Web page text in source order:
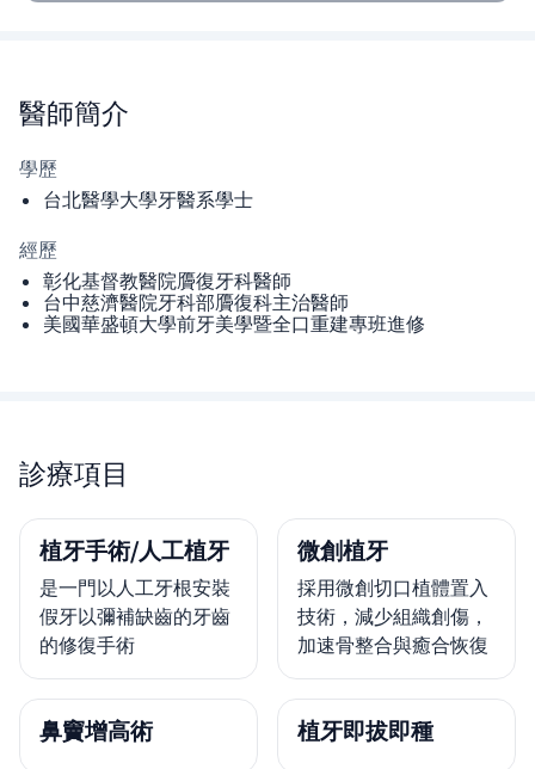
醫師簡介
學歷
台北醫學大學牙醫系學士
經歷
彰化基督教醫院贗復牙科醫師
台中慈濟醫院牙科部贗復科主治醫師
美國華盛頓大學前牙美學暨全口重建專班進修
診療項目
植牙手術/人工植牙
是一門以人工牙根安裝
假牙以彌補缺齒的牙齒
的修復手術
微創植牙
採用微創切口植體置入
技術，減少組織創傷，
加速骨整合與癒合恢復
鼻竇增高術 植牙即拔即種